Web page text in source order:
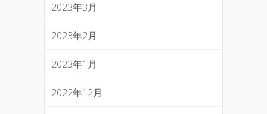
2023年3月
2023年2月
2023年1月
2022年12月